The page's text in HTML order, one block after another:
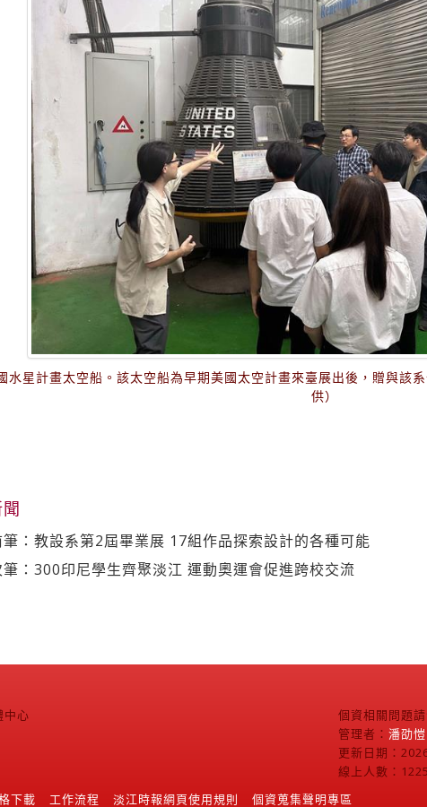
水星計畫太空船。該太空船為早期美國太空計畫來臺展出後，贈與該
供）
筆：教設系第2屆畢業展 17組作品探索設計的各種可能
筆：300印尼學生齊聚淡江 運動奧運會促進跨校交流
中心
個資相關問題
管理者： 潘劭愷
更新日期：
線上人數：1225
下載 工作流程 淡江時報網頁使用規則 個資蒐集聲明專區